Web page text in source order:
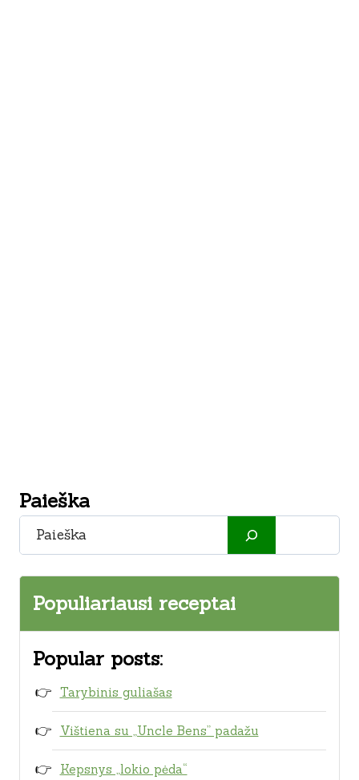
Paieška
Paieška
Populiariausi receptai
Popular posts:
Tarybinis guliašas
Vištiena su „Uncle Bens” padažu
Kepsnys „lokio pėda“